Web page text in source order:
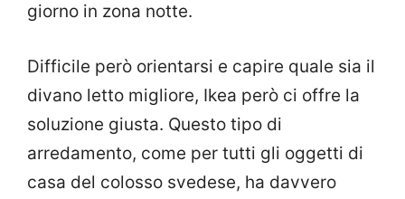
giorno in zona notte.
Difficile però orientarsi e capire quale sia il
divano letto migliore, Ikea però ci offre la
soluzione giusta. Questo tipo di
arredamento, come per tutti gli oggetti di
casa del colosso svedese, ha davvero